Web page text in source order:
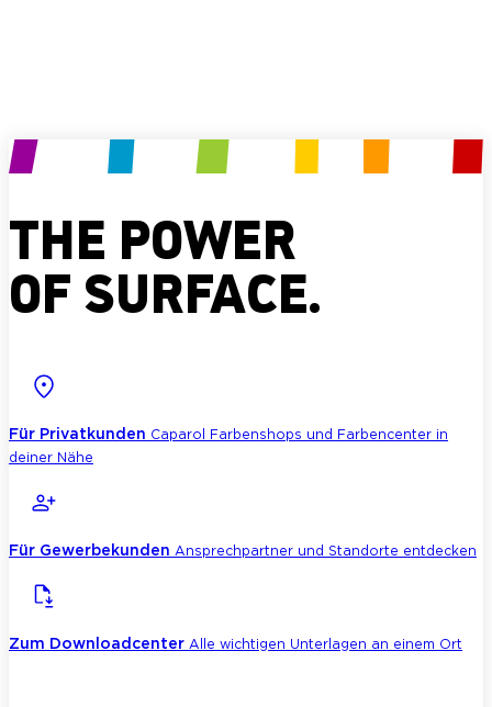
THE POWER
OF SURFACE.
Für Privatkunden Caparol Farbenshops und Farbencenter in
deiner Nähe
Für Gewerbekunden Ansprechpartner und Standorte entdecken
Zum Downloadcenter Alle wichtigen Unterlagen an einem Ort